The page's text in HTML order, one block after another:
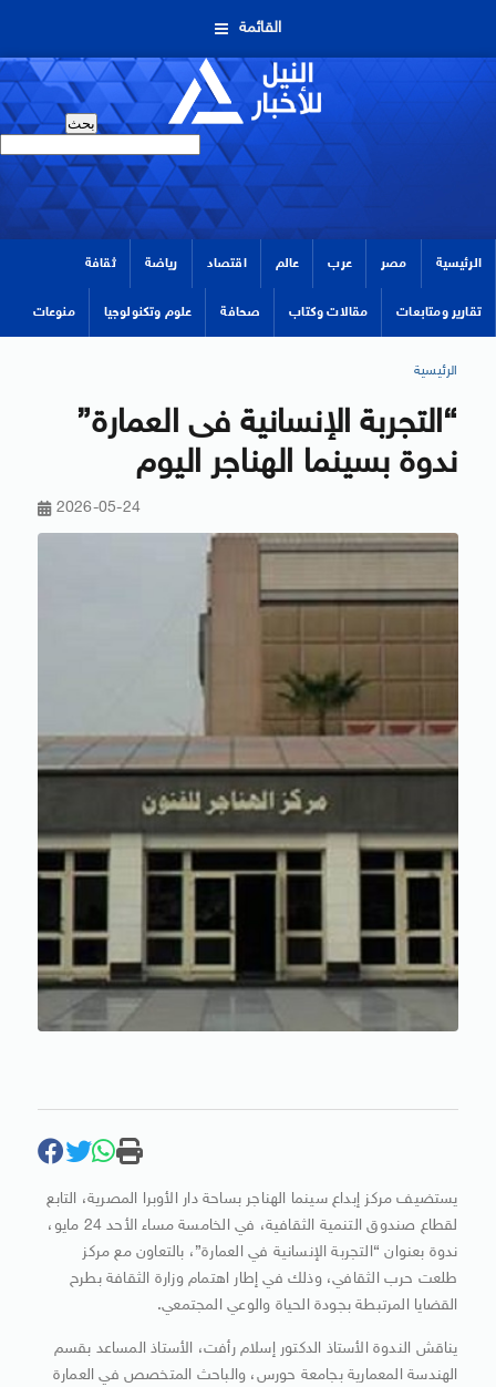
القائمة
الرئيسية مصر عرب عالم اقتصاد رياضة ثقافة
تقارير ومتابعات مقالات وكتاب صحافة علوم وتكنولوجيا منوعات
الرئيسية
“التجربة الإنسانية فى العمارة”
ندوة بسينما الهناجر اليوم
2026-05-24
يستضيف مركز إبداع سينما الهناجر بساحة دار الأوبرا المصرية، التابع
لقطاع صندوق التنمية الثقافية، في الخامسة مساء الأحد 24 مايو،
ندوة بعنوان “التجربة الإنسانية في العمارة”، بالتعاون مع مركز
طلعت حرب الثقافي، وذلك في إطار اهتمام وزارة الثقافة بطرح
القضايا المرتبطة بجودة الحياة والوعي المجتمعي.
يناقش الندوة الأستاذ الدكتور إسلام رأفت، الأستاذ المساعد بقسم
الهندسة المعمارية بجامعة حورس، والباحث المتخصص في العمارة